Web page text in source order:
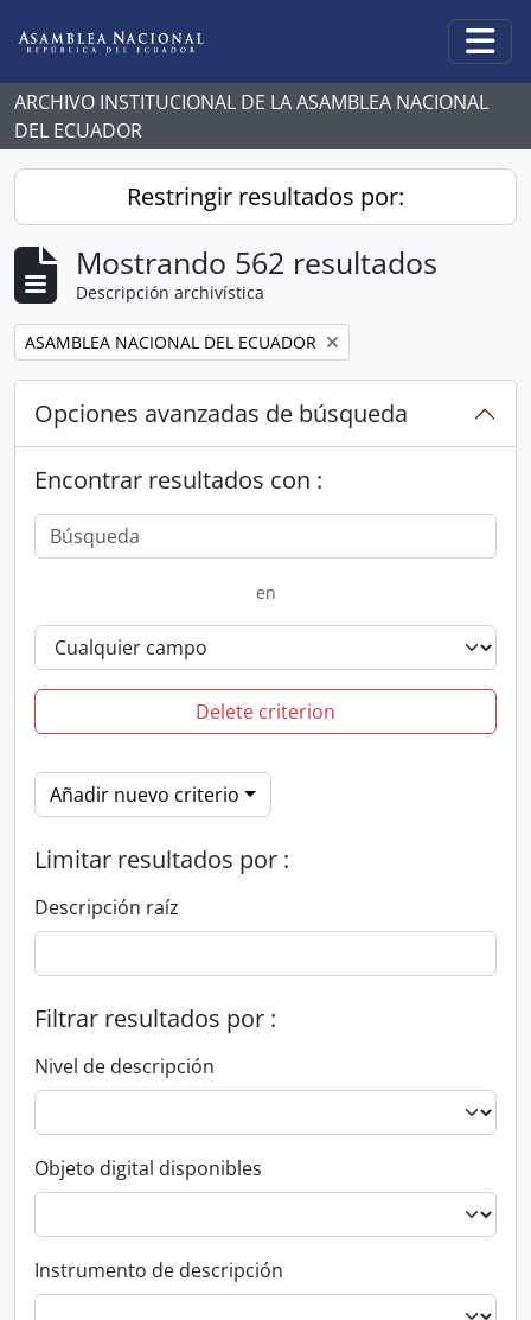
ARCHIVO INSTITUCIONAL DE LA ASAMBLEA NACIONAL
DEL ECUADOR
Restringir resultados por:
Mostrando 562 resultados
Descripción archivística
Remove filter:
ASAMBLEA NACIONAL DEL ECUADOR
Opciones avanzadas de búsqueda
Encontrar resultados con :
en
Delete criterion
Añadir nuevo criterio
Limitar resultados por :
Descripción raíz
Filtrar resultados por :
Nivel de descripción
Objeto digital disponibles
Instrumento de descripción